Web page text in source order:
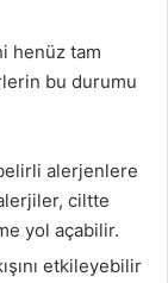
henüz tam
bu durumu
alerjenlere
ciltte
yol açabilir.
etkileyebilir